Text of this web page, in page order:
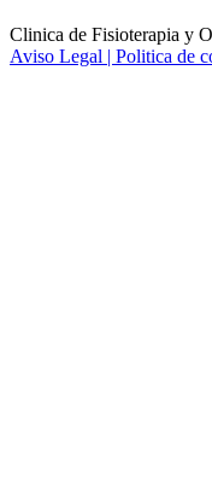
Clinica de Fisioterapia y
Aviso Legal | Politica de